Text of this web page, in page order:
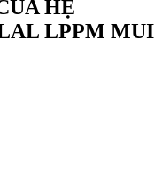
HỆ
LPPM MUI